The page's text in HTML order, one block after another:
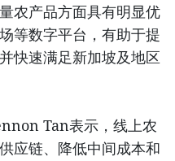
农产品方面具有明显优
等数字平台，有助于提
快速满足新加坡及地区
Tan表示，线上农
应链、降低中间成本和